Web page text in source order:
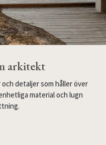
arkitekt
detaljer som håller över
material och lugn